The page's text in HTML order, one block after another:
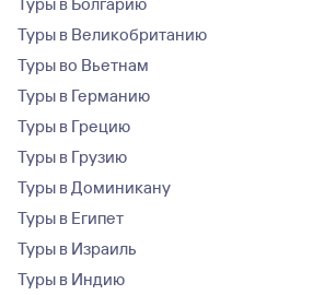
Туры в Великобританию
Туры во Вьетнам
Туры в Германию
Туры в Грецию
Туры в Грузию
Туры в Доминикану
Туры в Египет
Туры в Израиль
Туры в Индию